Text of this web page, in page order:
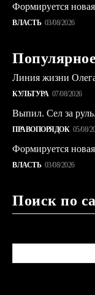
Формируется
ВЛАСТЬ 03/08/2026
Популярное
Линия жизни
КУЛЬТУРА 07/08/2026
Выпил. Сел за
ПРАВОПОРЯДОК 05/08/
Формируется
ВЛАСТЬ 03/08/2026
Поиск по